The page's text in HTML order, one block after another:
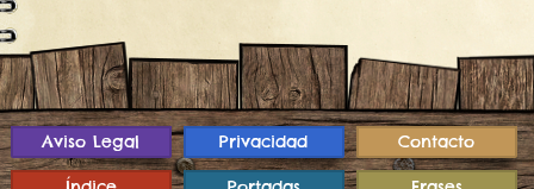
Contacto
Privacidad
Aviso Legal